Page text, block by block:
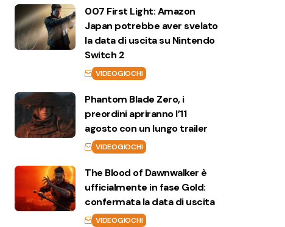
007 First Light: Amazon
Japan potrebbe aver svelato
la data di uscita su Nintendo
Switch 2
VIDEOGIOCHI
Phantom Blade Zero, i
preordini apriranno l’11
agosto con un lungo trailer
VIDEOGIOCHI
The Blood of Dawnwalker è
ufficialmente in fase Gold:
confermata la data di uscita
VIDEOGIOCHI